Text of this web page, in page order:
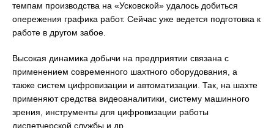
темпам производства на «Усковской» удалось добиться
опережения графика работ. Сейчас уже ведется подготовка к
работе в другом забое.
Высокая динамика добычи на предприятии связана с
применением современного шахтного оборудования, а
также систем цифровизации и автоматизации. Так, на шахте
применяют средства видеоаналитики, систему машинного
зрения, инструменты для цифровизации работы
диспетчерской службы и др.